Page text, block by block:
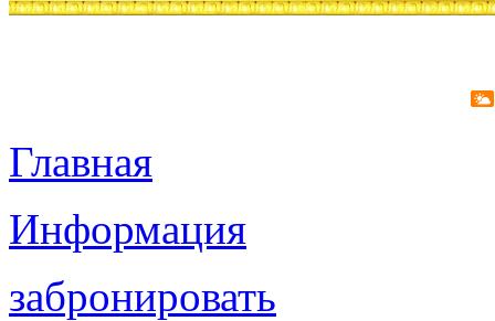
Главная
Информация
забронировать